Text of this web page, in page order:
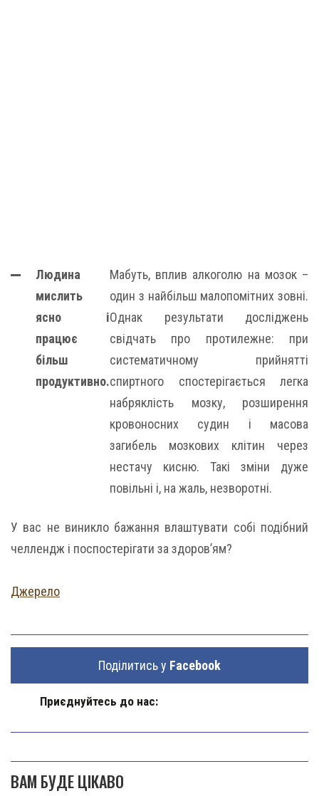
Людина
мислить
ясно і
працює
більш
продуктивно.
Мабуть, вплив алкоголю на мозок –
один з найбільш малопомітних зовні.
Однак результати досліджень
свідчать про протилежне: при
систематичному прийнятті
спиртного спостерігається легка
набряклість мозку, розширення
кровоносних судин і масова
загибель мозкових клітин через
нестачу кисню. Такі зміни дуже
повільні і, на жаль, незворотні.
У вас не виникло бажання влаштувати собі подібний
челлендж і поспостерігати за здоров’ям?
Джерело
Поділитись у Facebook
Приєднуйтесь до нас:
ВАМ БУДЕ ЦІКАВО